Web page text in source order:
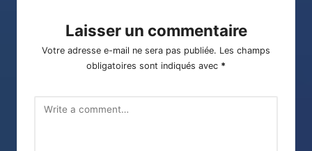
Laisser un commentaire
Votre adresse e-mail ne sera pas publiée. Les champs
obligatoires sont indiqués avec *